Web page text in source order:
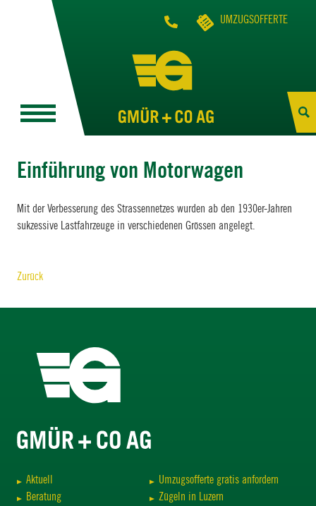
UMZUGSOFFERTE
Einführung von Motorwagen
Mit der Verbesserung des Strassennetzes wurden ab den 1930er-Jahren
sukzessive Lastfahrzeuge in verschiedenen Grössen angelegt.
Zurück
Aktuell
Beratung
Umzugsofferte gratis anfordern
Zügeln in Luzern